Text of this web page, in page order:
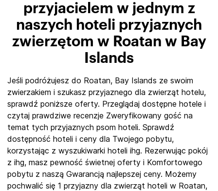
przyjacielem w jednym z
naszych hoteli przyjaznych
zwierzętom w Roatan w Bay
Islands
Jeśli podróżujesz do Roatan, Bay Islands ze swoim
zwierzakiem i szukasz przyjaznego dla zwierząt hotelu,
sprawdź poniższe oferty. Przeglądaj dostępne hotele i
czytaj prawdziwe recenzje Zweryfikowany gość na
temat tych przyjaznych psom hoteli. Sprawdź
dostępność hoteli i ceny dla Twojego pobytu,
korzystając z wyszukiwarki hoteli ihg. Rezerwując pokój
z ihg, masz pewność świetnej oferty i Komfortowego
pobytu z naszą Gwarancją najlepszej ceny. Możemy
pochwalić się 1 przyjazny dla zwierząt hoteli w Roatan,